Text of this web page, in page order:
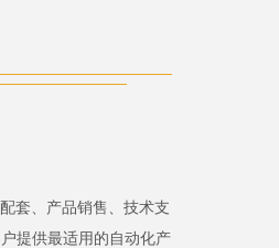
套、产品销售、技术支
提供最适用的自动化产